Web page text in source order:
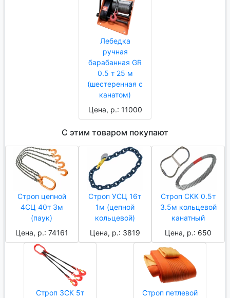
Лебедка
ручная
барабанная GR
0.5 т 25 м
(шестеренная с
канатом)
Цена, р.: 11000
С этим товаром покупают
Строп цепной
4СЦ 40т 3м
(паук)
Цена, р.: 74161
Строп УСЦ 16т
1м (цепной
кольцевой)
Цена, р.: 3819
Строп СКК 0.5т
3.5м кольцевой
канатный
Цена, р.: 650
Строп 3СК 5т
Строп петлевой